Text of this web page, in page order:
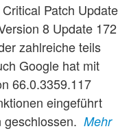
Patch
8 Update 172
zahlreiche teils
Google hat mit
66.0.3359.117
eingeführt
Mehr